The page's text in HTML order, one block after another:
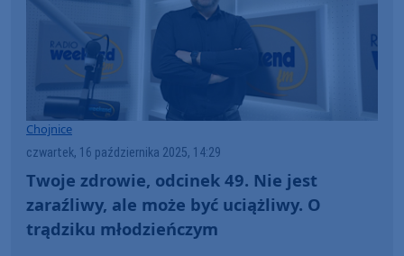
Chojnice
czwartek, 16 października 2025, 14:29
Twoje zdrowie, odcinek 49. Nie jest
zaraźliwy, ale może być uciążliwy. O
trądziku młodzieńczym